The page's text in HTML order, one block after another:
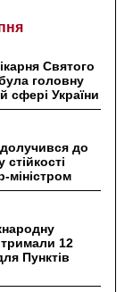
Святого
головну
сфері України
до
міністром
12
Пунктів